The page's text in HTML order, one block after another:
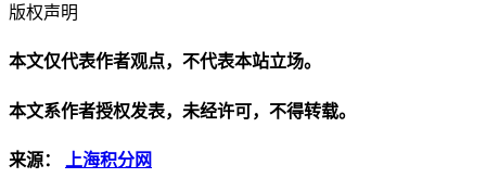
版权声明
本文仅代表作者观点，不代表本站立场。
本文系作者授权发表，未经许可，不得转载。
来源： 上海积分网